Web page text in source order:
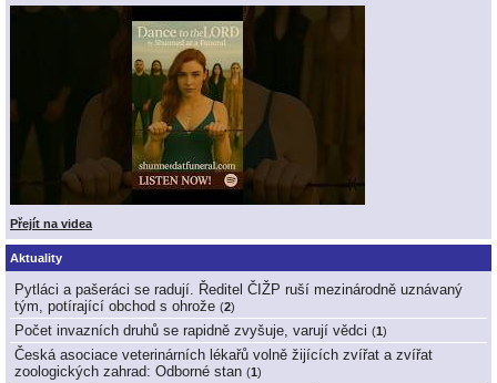
Přejít na videa
Aktuality
Pytláci a pašeráci se radují. Ředitel ČIŽP ruší mezinárodně uznávaný
tým, potírající obchod s ohrože (2)
Počet invazních druhů se rapidně zvyšuje, varují vědci (1)
Česká asociace veterinárních lékařů volně žijících zvířat a zvířat
zoologických zahrad: Odborné stan (1)